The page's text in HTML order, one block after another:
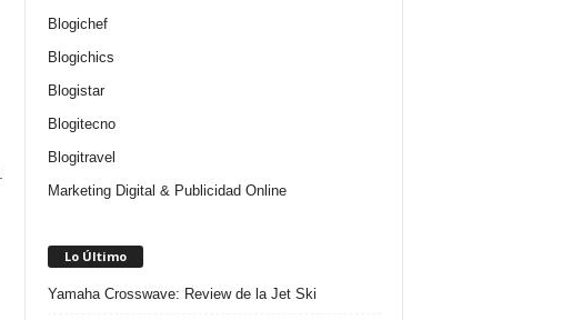
Blogichef
Blogichics
Blogistar
Blogitecno
Blogitravel
Marketing Digital & Publicidad Online
Lo Último
Yamaha Crosswave: Review de la Jet Ski